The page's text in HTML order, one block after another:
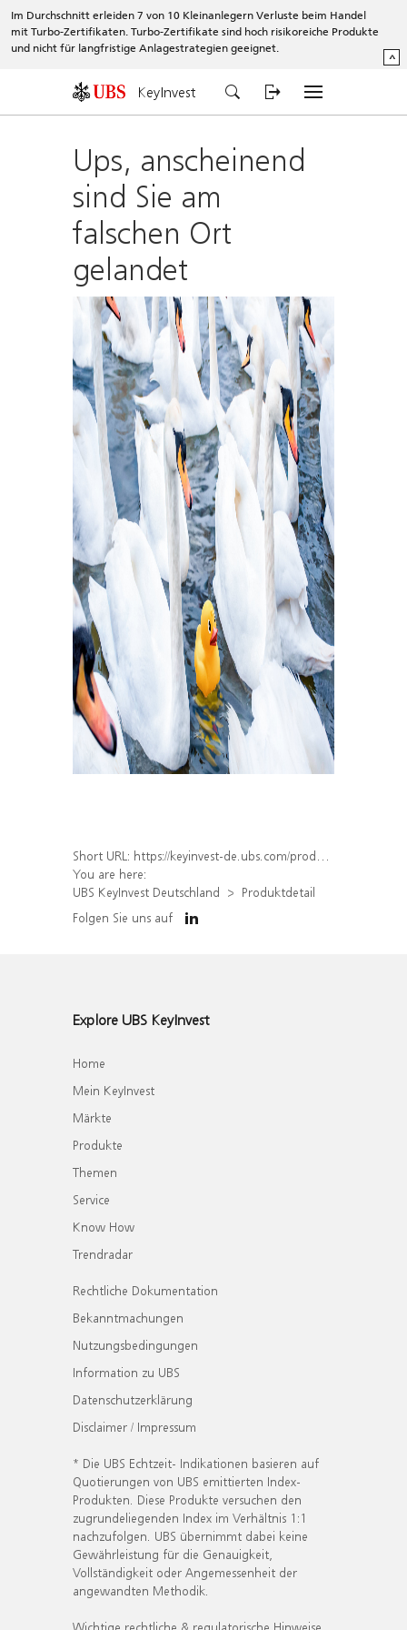
Im Durchschnitt erleiden 7 von 10 Kleinanlegern Verluste beim Handel
mit Turbo-Zertifikaten. Turbo-Zertifikate sind hoch risikoreiche Produkte
und nicht für langfristige Anlagestrategien geeignet.
^
KeyInvest
Ups, anscheinend
sind Sie am
falschen Ort
gelandet
Short URL: https://keyinvest-de.ubs.com/produkt/detail/index/isin/DE000WA44CD7
You are here:
UBS KeyInvest Deutschland
Produktdetail
Folgen Sie uns auf
Explore UBS KeyInvest
Home
Mein KeyInvest
Märkte
Produkte
Themen
Service
Know How
Trendradar
Rechtliche Dokumentation
Bekanntmachungen
Nutzungsbedingungen
Information zu UBS
Datenschutzerklärung
Disclaimer / Impressum
* Die UBS Echtzeit- Indikationen basieren auf
Quotierungen von UBS emittierten Index-
Produkten. Diese Produkte versuchen den
zugrundeliegenden Index im Verhältnis 1:1
nachzufolgen. UBS übernimmt dabei keine
Gewährleistung für die Genauigkeit,
Vollständigkeit oder Angemessenheit der
angewandten Methodik.